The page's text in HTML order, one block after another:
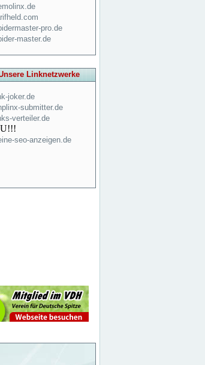
pro.de
master.de
Linknetzwerke
joker.de
submitter.de
verteiler.de
seo-anzeigen.de